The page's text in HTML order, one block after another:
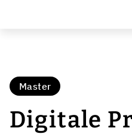
Master
Digitale